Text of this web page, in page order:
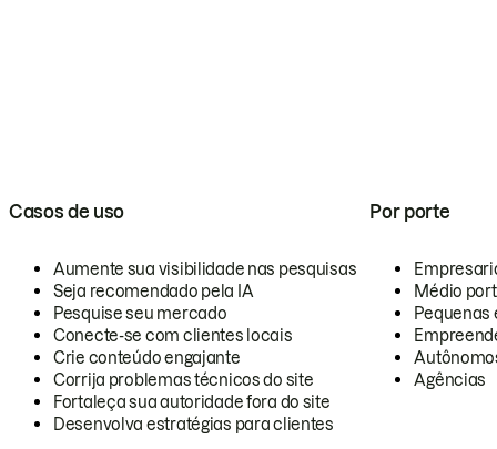
Casos de uso
Aumente sua visibilidade nas pesquisas
Seja recomendado pela IA
Pesquise seu mercado
Conecte-se com clientes locais
Crie conteúdo engajante
Corrija problemas técnicos do site
Fortaleça sua autoridade fora do site
Desenvolva estratégias para clientes
Por porte
Médio
Pequenas
Agências